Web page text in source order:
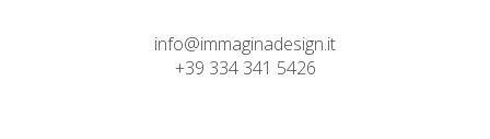
info@immaginadesign.it
+39 334 341 5426